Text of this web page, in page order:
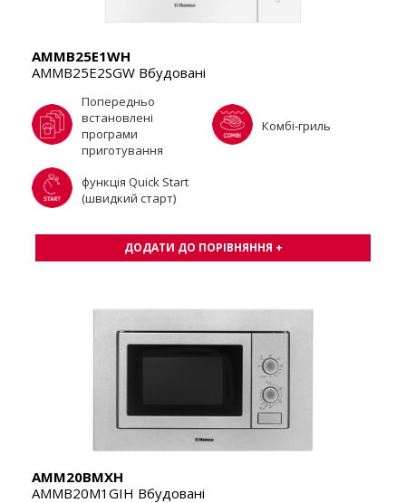
AMMB25E1WH
AMMB25E2SGW Вбудовані
Попередньо
встановлені
програми
приготування
Комбі-гриль
функція Quick Start
(швидкий старт)
ДОДАТИ ДО ПОРІВНЯННЯ +
AMM20BMXH
AMMB20M1GIH Вбудовані